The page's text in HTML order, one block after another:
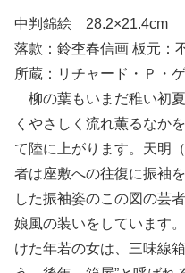
中判錦絵 28.2×21.4cm
落款：鈴杢春信画 板元：
所蔵：リチャード・Ｐ・
柳の葉もいまだ稚い初
くやさしく流れ薫るなか
て陸に上がります。天明
者は座敷への往復に振袖
した振袖姿のこの図の芸
娘風の装いをしています
けた年若の女は、三味線